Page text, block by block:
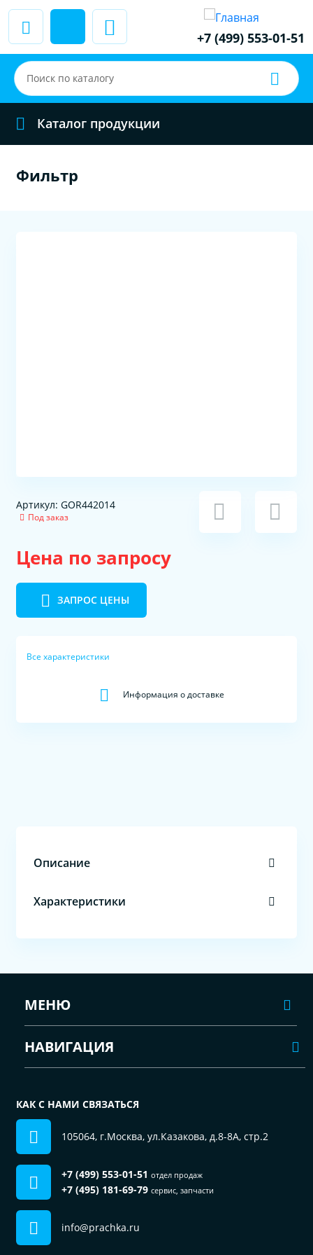
+7 (499) 553-01-51
Каталог продукции
Фильтр
Артикул: GOR442014
Под заказ
Цена по запросу
ЗАПРОС ЦЕНЫ
Все характеристики
Информация о доставке
Описание
Характеристики
МЕНЮ
НАВИГАЦИЯ
КАК С НАМИ СВЯЗАТЬСЯ
105064, г.Москва, ул.Казакова, д.8-8А, стр.2
+7 (499) 553-01-51 отдел продаж
+7 (495) 181-69-79 сервис, запчасти
info@prachka.ru